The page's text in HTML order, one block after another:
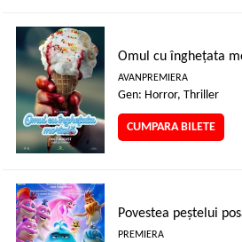
Omul cu înghețata
AVANPREMIERA
Gen: Horror, Thriller
CUMPARA BILETE
Povestea peștelui
PREMIERA